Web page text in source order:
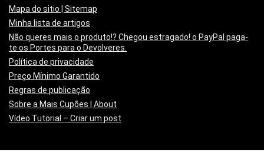
Mapa do sitio | Sitemap
Minha lista de artigos
Não queres mais o produto!? Chegou estragado! o PayPal paga-
te os Portes para o Devolveres.
Política de privacidade
Preço Mínimo Garantido
Regras de publicação
Sobre a Mais Cupões | About
Vídeo Tutorial – Criar um post